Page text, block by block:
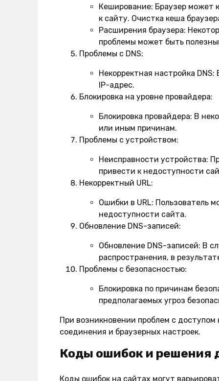
Кеширование: Браузер может
к сайту. Очистка кеша
Расширения браузера:
проблемы может быть
Проблемы с DNS:
Некорректная настройка DNS:
IP-адрес.
Блокировка на уровне провайдера:
Блокировка провайдера: В
или иным причинам.
Проблемы с устройством:
Неисправности устройства:
привести к недоступности
Некорректный URL:
Ошибки в URL: Пользователь
недоступности сайта.
Обновление DNS-записей:
Обновление DNS-записей: В
распространения, в
Проблемы с безопасностью:
Блокировка по причинам
предполагаемых угроз
При возникновении проблем с
соединения и браузерных настроек.
Коды ошибок и решения
Коды ошибок на сайтах могут